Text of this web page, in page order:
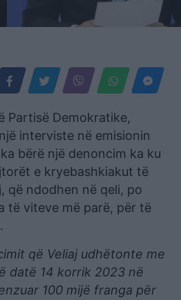
Partisë Demokratike,
interviste në emisionin
bërë një denoncim ka ku
e kryebashkiakut të
që ndodhen në qeli, po
të viteve më parë, për të
që Veliaj udhëtonte me
datë 14 korrik 2023 në
100 mijë franga për